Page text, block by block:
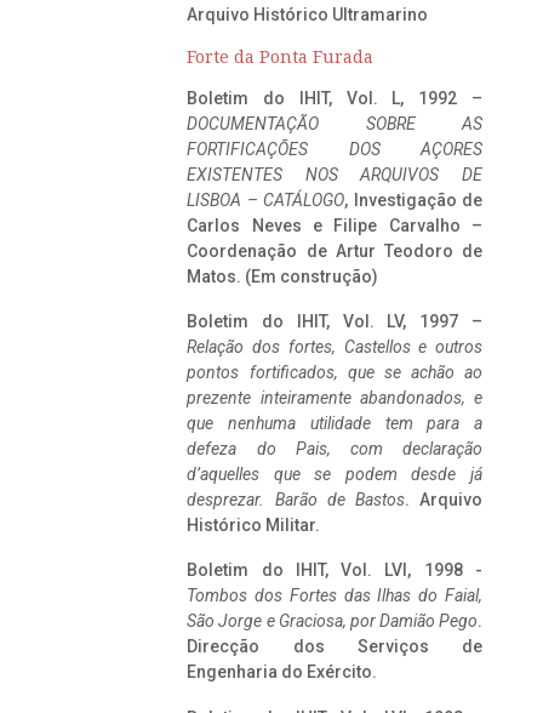
Arquivo Histórico Ultramarino
Forte da Ponta Furada
Boletim do IHIT, Vol. L, 1992 –
DOCUMENTAÇÃO SOBRE AS
FORTIFICAÇÕES DOS AÇORES
EXISTENTES NOS ARQUIVOS DE
LISBOA – CATÁLOGO, Investigação de
Carlos Neves e Filipe Carvalho –
Coordenação de Artur Teodoro de
Matos. (Em construção)
Boletim do IHIT, Vol. LV, 1997 –
Relação dos fortes, Castellos e outros
pontos fortificados, que se achão ao
prezente inteiramente abandonados, e
que nenhuma utilidade tem para a
defeza do Pais, com declaração
d’aquelles que se podem desde já
desprezar. Barão de Bastos. Arquivo
Histórico Militar.
Boletim do IHIT, Vol. LVI, 1998 -
Tombos dos Fortes das Ilhas do Faial,
São Jorge e Graciosa, por Damião Pego.
Direcção dos Serviços de
Engenharia do Exército.